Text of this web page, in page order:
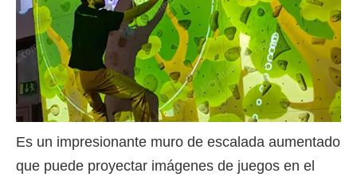
Es un impresionante muro de escalada aumentado
que puede proyectar imágenes de juegos en el